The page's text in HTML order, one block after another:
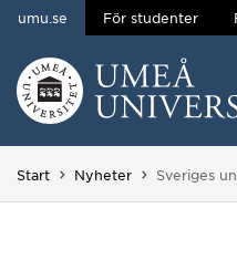
Hoppa direkt till
umu.se För studenter
Start Nyheter Du är här:
Sveriges